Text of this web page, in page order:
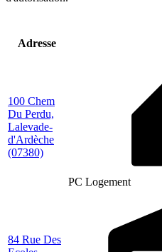
Adresse
100 Chem
Du Perdu,
Lalevade-
d'Ardèche
(07380)
PC Logement
84 Rue Des